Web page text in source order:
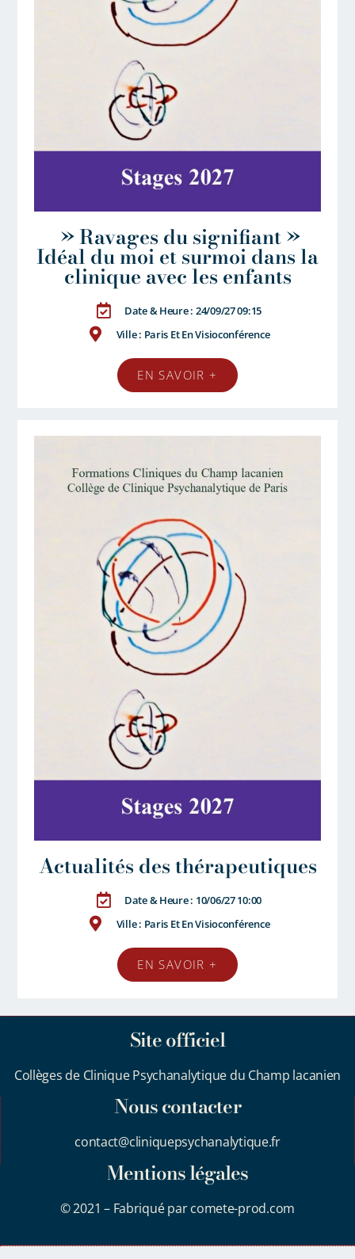
» Ravages du signifiant »
Idéal du moi et surmoi dans la
clinique avec les enfants
Date & Heure : 24/09/27 09:15
Ville : Paris Et En Visioconférence
EN SAVOIR +
Actualités des thérapeutiques
Date & Heure : 10/06/27 10:00
Ville : Paris Et En Visioconférence
EN SAVOIR +
Site officiel
Collèges de Clinique Psychanalytique du Champ lacanien
Nous contacter
contact@cliniquepsychanalytique.fr
Mentions légales
© 2021 – Fabriqué par comete-prod.com